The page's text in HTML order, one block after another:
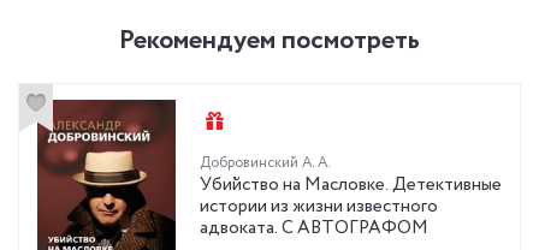
Рекомендуем посмотреть
Добровинский А. А.
Убийство на Масловке. Детективные
истории из жизни известного
адвоката. С АВТОГРАФОМ